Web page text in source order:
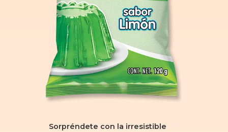
Sorpréndete con la irresistible